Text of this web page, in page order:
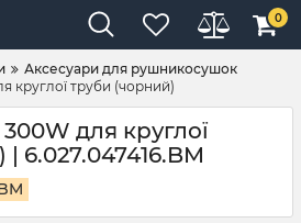
0
Аксесуари для рушникосушок
круглої труби (чорний)
для круглої
6.027.047416.BM